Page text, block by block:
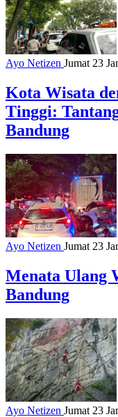
Ayo Netizen Jumat 23
Kota Wisata
Tinggi:
Bandung
Ayo Netizen Jumat 23
Menata Ulang
Bandung
Ayo Netizen Jumat 23